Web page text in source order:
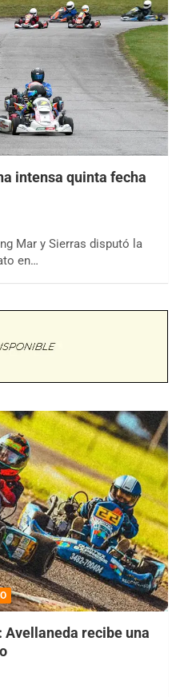
intensa quinta fecha
Mar y Sierras disputó la
en…
Avellaneda recibe una